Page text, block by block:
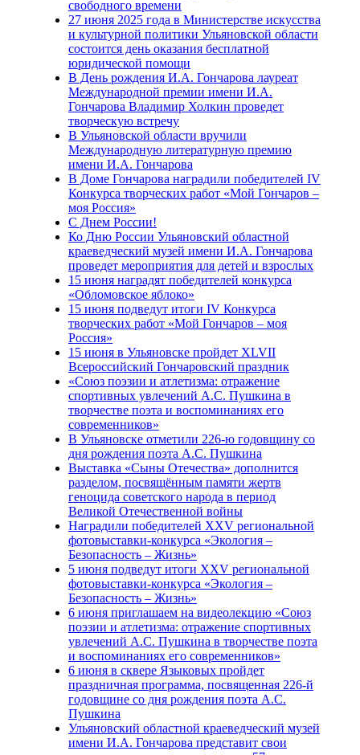
свободного времени
27 июня 2025 года в Министерстве искусства
и культурной политики Ульяновской области
состоится день оказания бесплатной
юридической помощи
В День рождения И.А. Гончарова лауреат
Международной премии имени И.А.
Гончарова Владимир Холкин проведет
творческую встречу
В Ульяновской области вручили
Международную литературную премию
имени И.А. Гончарова
В Доме Гончарова наградили победителей IV
Конкурса творческих работ «Мой Гончаров –
моя Россия»
С Днем России!
Ко Дню России Ульяновский областной
краеведческий музей имени И.А. Гончарова
проведет мероприятия для детей и взрослых
15 июня наградят победителей конкурса
«Обломовское яблоко»
15 июня подведут итоги IV Конкурса
творческих работ «Мой Гончаров – моя
Россия»
15 июня в Ульяновске пройдет XLVII
Всероссийский Гончаровский праздник
«Союз поэзии и атлетизма: отражение
спортивных увлечений А.С. Пушкина в
творчестве поэта и воспоминаниях его
современников»
В Ульяновске отметили 226-ю годовщину со
дня рождения поэта А.С. Пушкина
Выставка «Сыны Отечества» дополнится
разделом, посвящённым памяти жертв
геноцида советского народа в период
Великой Отечественной войны
Наградили победителей XXV региональной
фотовыставки-конкурса «Экология –
Безопасность – Жизнь»
5 июня подведут итоги XXV региональной
фотовыставки-конкурса «Экология –
Безопасность – Жизнь»
6 июня приглашаем на видеолекцию «Союз
поэзии и атлетизма: отражение спортивных
увлечений А.С. Пушкина в творчестве поэта
и воспоминаниях его современников»
6 июня в сквере Языковых пройдет
праздничная программа, посвященная 226-й
годовщине со дня рождения поэта А.С.
Пушкина
Ульяновский областной краеведческий музей
имени И.А. Гончарова представит свои